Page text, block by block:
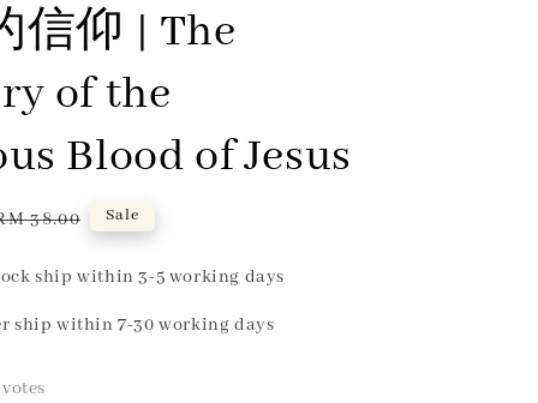
信仰 | The
of the
Blood of Jesus
38.00 Sale
ship within 3-5 working days
ship within 7-30 working days